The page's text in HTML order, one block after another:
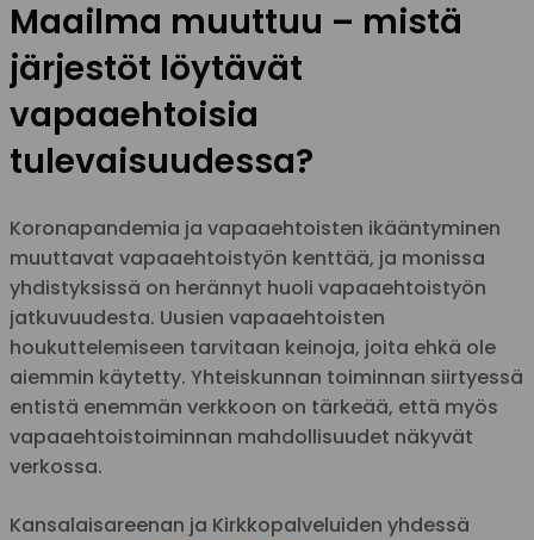
Maailma muuttuu – mistä
järjestöt löytävät
vapaaehtoisia
tulevaisuudessa?
Koronapandemia ja vapaaehtoisten ikääntyminen
muuttavat vapaaehtoistyön kenttää, ja monissa
yhdistyksissä on herännyt huoli vapaaehtoistyön
jatkuvuudesta. Uusien vapaaehtoisten
houkuttelemiseen tarvitaan keinoja, joita ehkä ole
aiemmin käytetty. Yhteiskunnan toiminnan siirtyessä
entistä enemmän verkkoon on tärkeää, että myös
vapaaehtoistoiminnan mahdollisuudet näkyvät
verkossa.
Kansalaisareenan ja Kirkkopalveluiden yhdessä